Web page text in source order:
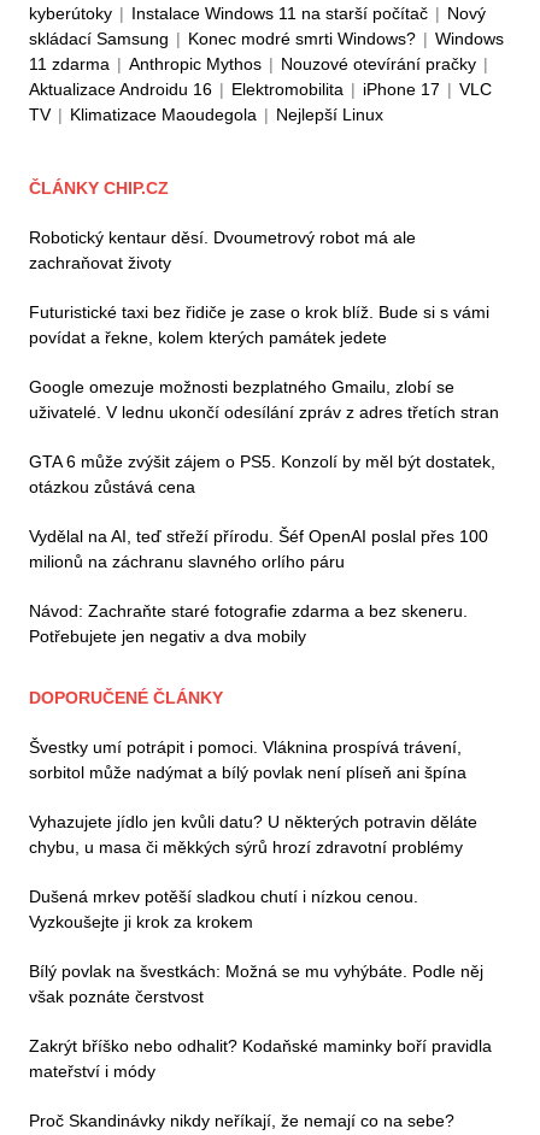
kyberútoky | Instalace Windows 11 na starší počítač | Nový
skládací Samsung | Konec modré smrti Windows? | Windows
11 zdarma | Anthropic Mythos | Nouzové otevírání pračky |
Aktualizace Androidu 16 | Elektromobilita | iPhone 17 | VLC
TV | Klimatizace Maoudegola | Nejlepší Linux
ČLÁNKY CHIP.CZ
Robotický kentaur děsí. Dvoumetrový robot má ale
zachraňovat životy
Futuristické taxi bez řidiče je zase o krok blíž. Bude si s vámi
povídat a řekne, kolem kterých památek jedete
Google omezuje možnosti bezplatného Gmailu, zlobí se
uživatelé. V lednu ukončí odesílání zpráv z adres třetích stran
GTA 6 může zvýšit zájem o PS5. Konzolí by měl být dostatek,
otázkou zůstává cena
Vydělal na AI, teď střeží přírodu. Šéf OpenAI poslal přes 100
milionů na záchranu slavného orlího páru
Návod: Zachraňte staré fotografie zdarma a bez skeneru.
Potřebujete jen negativ a dva mobily
DOPORUČENÉ ČLÁNKY
Švestky umí potrápit i pomoci. Vláknina prospívá trávení,
sorbitol může nadýmat a bílý povlak není plíseň ani špína
Vyhazujete jídlo jen kvůli datu? U některých potravin děláte
chybu, u masa či měkkých sýrů hrozí zdravotní problémy
Dušená mrkev potěší sladkou chutí i nízkou cenou.
Vyzkoušejte ji krok za krokem
Bílý povlak na švestkách: Možná se mu vyhýbáte. Podle něj
však poznáte čerstvost
Zakrýt bříško nebo odhalit? Kodaňské maminky boří pravidla
mateřství i módy
Proč Skandinávky nikdy neříkají, že nemají co na sebe?